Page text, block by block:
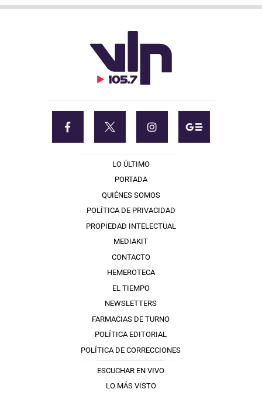
LO ÚLTIMO
PORTADA
QUIÉNES SOMOS
POLÍTICA DE PRIVACIDAD
PROPIEDAD INTELECTUAL
MEDIAKIT
CONTACTO
HEMEROTECA
EL TIEMPO
NEWSLETTERS
FARMACIAS DE TURNO
POLÍTICA EDITORIAL
POLÍTICA DE CORRECCIONES
ESCUCHAR EN VIVO
LO MÁS VISTO